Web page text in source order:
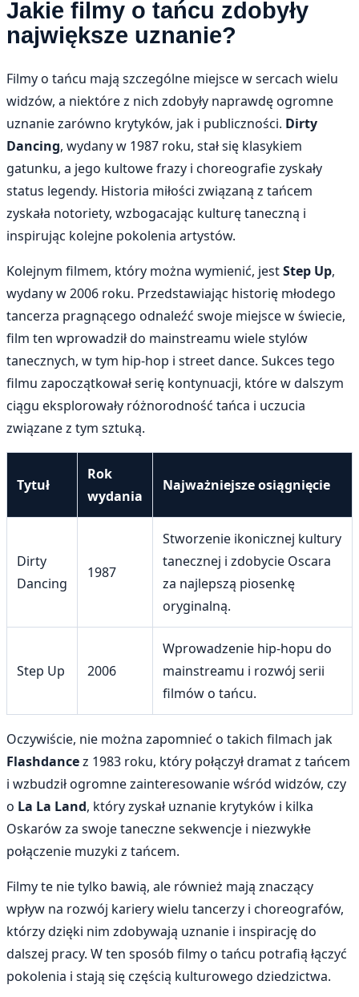
Jakie filmy o tańcu zdobyły
największe uznanie?
Filmy o tańcu mają szczególne miejsce w sercach wielu
widzów, a niektóre z nich zdobyły naprawdę ogromne
uznanie zarówno krytyków, jak i publiczności. Dirty
Dancing, wydany w 1987 roku, stał się klasykiem
gatunku, a jego kultowe frazy i choreografie zyskały
status legendy. Historia miłości związaną z tańcem
zyskała notoriety, wzbogacając kulturę taneczną i
inspirując kolejne pokolenia artystów.
Kolejnym filmem, który można wymienić, jestStep Up,
wydany w 2006 roku. Przedstawiając historię młodego
tancerza pragnącego odnaleźć swoje miejsce w świecie,
film ten wprowadził do mainstreamu wiele stylów
tanecznych, w tym hip-hop i street dance. Sukces tego
filmu zapoczątkował serię kontynuacji, które w dalszym
ciągu eksplorowały różnorodność tańca i uczucia
związane z tym sztuką.
Tytuł
Rok
wydania
Najważniejsze osiągnięcie
Dirty
Dancing
1987
Stworzenie ikonicznej kultury
tanecznej i zdobycie Oscara
za najlepszą piosenkę
oryginalną.
Step Up 2006
Wprowadzenie hip-hopu do
mainstreamu i rozwój serii
filmów o tańcu.
Oczywiście, nie można zapomnieć o takich filmach jak
Flashdancez 1983 roku, który połączył dramat z tańcem
i wzbudził ogromne zainteresowanie wśród widzów, czy
o La La Land, który zyskał uznanie krytyków i kilka
Oskarów za swoje taneczne sekwencje i niezwykłe
połączenie muzyki z tańcem.
Filmy te nie tylko bawią, ale również mają znaczący
wpływ na rozwój kariery wielu tancerzy i choreografów,
którzy dzięki nim zdobywają uznanie i inspirację do
dalszej pracy. W ten sposób filmy o tańcu potrafią łączyć
pokolenia i stają się częścią kulturowego dziedzictwa.